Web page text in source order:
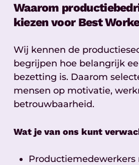
Waarom
kiezen voor Best
Wij kennen de
begrijpen hoe belangrijk
bezetting is. Daarom
mensen op motivatie,
betrouwbaarheid.
Wat je van ons kunt
Productiemedewerkers